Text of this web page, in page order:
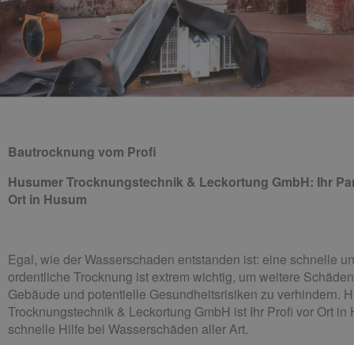
Bautrocknung vom Profi
Husumer Trocknungstechnik & Leckortung GmbH: Ihr
Ort in Husum
Egal, wie der Wasserschaden entstanden ist: eine schnelle
ordentliche Trocknung ist extrem wichtig, um weitere
Gebäude und potentielle Gesundheitsrisiken zu verhindern.
Trocknungstechnik & Leckortung GmbH ist Ihr Profi vor Ort in
schnelle Hilfe bei Wasserschäden aller Art.